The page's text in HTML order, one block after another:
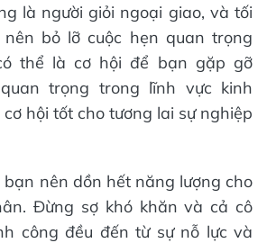
là người giỏi ngoại giao, và tối
bỏ lỡ cuộc hẹn quan trọng
thể là cơ hội để bạn gặp gỡ
trọng trong lĩnh vực kinh
hội tốt cho tương lai sự nghiệp
nên dồn hết năng lượng cho
Đừng sợ khó khăn và cả cô
công đều đến từ sự nỗ lực và